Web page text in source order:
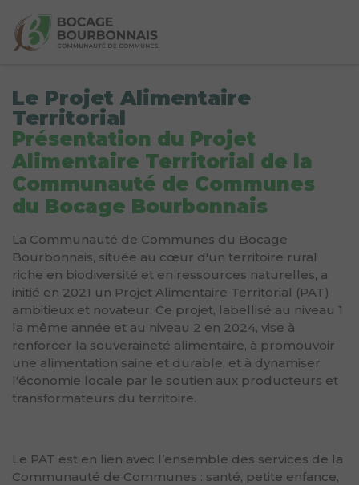
Le Projet Alimentaire
Territorial
Présentation du Projet
Alimentaire Territorial de la
Communauté de Communes
du Bocage Bourbonnais
La Communauté de Communes du Bocage
Bourbonnais, située au cœur d'un territoire rural
riche en biodiversité et en ressources naturelles, a
initié en 2021 un Projet Alimentaire Territorial (PAT)
ambitieux et novateur. Ce projet, labellisé au niveau 1
la même année et au niveau 2 en 2024, vise à
renforcer la souveraineté alimentaire, à promouvoir
une alimentation saine et durable, et à dynamiser
l'économie locale par le soutien aux producteurs et
transformateurs du territoire.
Le PAT est en lien avec l’ensemble des services de la
Communauté de Communes : santé, petite enfance,